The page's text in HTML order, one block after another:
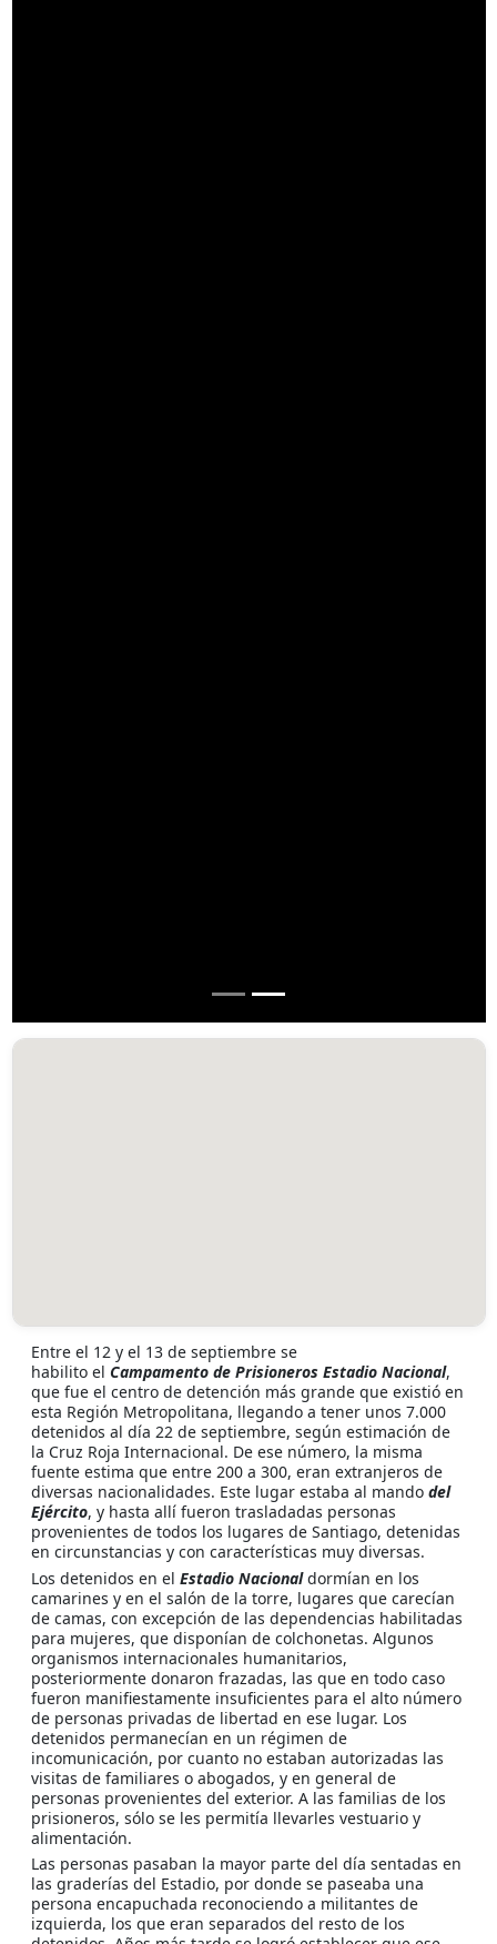
Entre el 12 y el 13 de septiembre se
habilito el Campamento de Prisioneros Estadio Nacional,
que fue el centro de detención más grande que existió en
esta Región Metropolitana, llegando a tener unos 7.000
detenidos al día 22 de septiembre, según estimación de
la Cruz Roja Internacional. De ese número, la misma
fuente estima que entre 200 a 300, eran extranjeros de
diversas nacionalidades. Este lugar estaba al mando del
Ejército, y hasta allí fueron trasladadas personas
provenientes de todos los lugares de Santiago, detenidas
en circunstancias y con características muy diversas.
Los detenidos en el Estadio Nacionaldormían en los
camarines y en el salón de la torre, lugares que carecían
de camas, con excepción de las dependencias habilitadas
para mujeres, que disponían de colchonetas. Algunos
organismos internacionales humanitarios,
posteriormente donaron frazadas, las que en todo caso
fueron manifiestamente insuficientes para el alto número
de personas privadas de libertad en ese lugar. Los
detenidos permanecían en un régimen de
incomunicación, por cuanto no estaban autorizadas las
visitas de familiares o abogados, y en general de
personas provenientes del exterior. A las familias de los
prisioneros, sólo se les permitía llevarles vestuario y
alimentación.
Las personas pasaban la mayor parte del día sentadas en
las graderías del Estadio, por donde se paseaba una
persona encapuchada reconociendo a militantes de
izquierda, los que eran separados del resto de los